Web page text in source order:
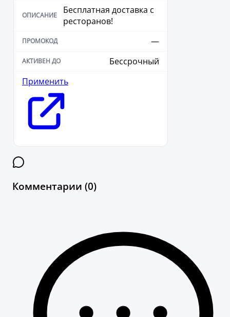
Бесплатная доставка с
ресторанов!
—
Бессрочный
Применить
Комментарии (0)